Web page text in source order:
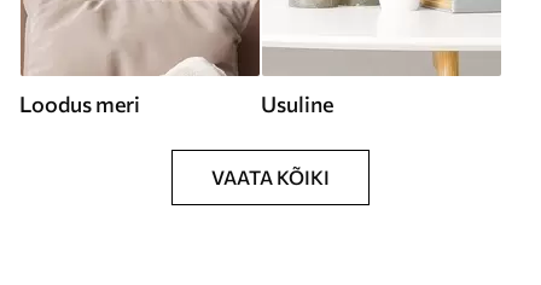
Loodus meri Usuline
VAATA KÕIKI